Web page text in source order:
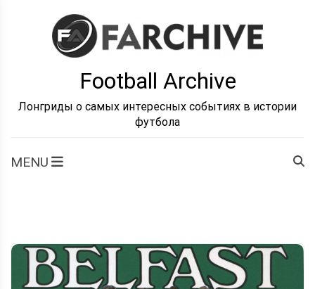
Football Archive
Лонгриды о самых интересных событиях в истории
футбола
MENU